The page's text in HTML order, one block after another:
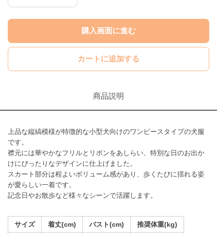
購入画面に進む
カートに追加する
商品説明
上品な縦縞模様が特徴的な小型犬向けのワンピースタイプの犬服
です。
襟元には華やかなフリルとリボンをあしらい、特別な日のお出か
けにぴったりなデザインに仕上げました。
スカート部分は程よいボリューム感があり、歩くたびに揺れる姿
が愛らしい一着です。
記念日やお散歩など様々なシーンで活躍します。
サイズ 着丈(cm) バスト(cm) 推奨体重(kg)